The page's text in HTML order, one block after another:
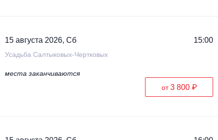
15 августа 2026, Сб 15:00
Усадьба Салтыковых-Чертковых
места заканчиваются
от3 800 ₽